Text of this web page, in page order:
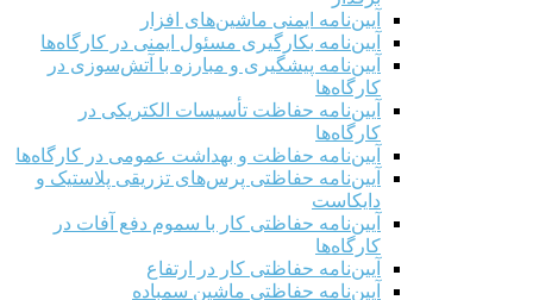
آیین‌نامه ایمنی ماشین‌های افزار
آیین‌نامه بکارگیری مسئول ایمنی در کارگاه‌ها
آیین‌نامه پیشگیری و مبارزه با آتش‌سوزی در
کارگاه‌ها
آیین‌نامه حفاظت تأسیسات الکتریکی در
کارگاه‌ها
آیین‌نامه حفاظت و بهداشت عمومی در کارگاه‌ها
آیین‌نامه حفاظتی پرس‌های تزریقی پلاستیک و
دایکاست
آیین‌نامه حفاظتی کار با سموم دفع آفات در
کارگاه‌ها
آیین‌نامه حفاظتی کار در ارتفاع
آیین‌نامه حفاظتی ماشین سمباده